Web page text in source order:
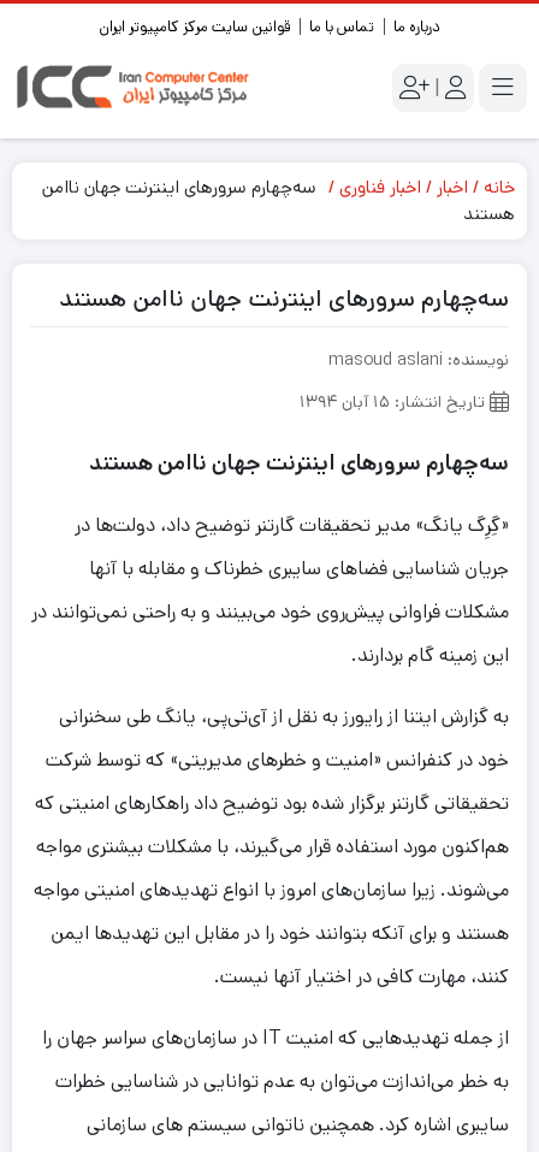
درباره ما تماس با ما قوانین سایت مرکز کامپیوتر ایران
|
خانه اخبار اخبار فناوری
سه‌چهارم سرورهای اینترنت جهان ناامن
هستند
سه‌چهارم سرورهای اینترنت جهان ناامن هستند
نویسنده: masoud aslani
تاریخ انتشار: ۱۵ آبان ۱۳۹۴
سه‌چهارم سرورهای اینترنت جهان ناامن هستند
«گِرِگ یانگ» مدیر تحقیقات گارتنر توضیح داد، دولت‌ها در
جریان شناسایی فضاهای سایبری خطرناک و مقابله با آنها
مشکلات فراوانی پیش‌روی خود می‌بینند و به راحتی نمی‌توانند در
این زمینه گام بردارند.
به گزارش ایتنا از رایورز به نقل از آی‌تی‌پی، یانگ طی سخنرانی
خود در کنفرانس «امنیت و خطرهای مدیریتی» که توسط شرکت
تحقیقاتی گارتنر برگزار شده بود توضیح داد راهکارهای امنیتی که
هم‌اکنون مورد استفاده قرار می‌گیرند، با مشکلات بیشتری مواجه
می‌شوند. زیرا سازمان‌های امروز با انواع تهدیدهای امنیتی مواجه
هستند و برای آنکه بتوانند خود را در مقابل این تهدیدها ایمن
کنند، مهارت کافی در اختیار آنها نیست.
از جمله تهدیدهایی که امنیت IT در سازمان‌های سراسر جهان را
به خطر می‌اندازت می‌توان به عدم توانایی در شناسایی خطرات
سایبری اشاره کرد. همچنین ناتوانی سیستم های سازمانی